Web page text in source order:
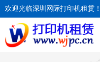
欢迎光临深圳网际打印机租赁！